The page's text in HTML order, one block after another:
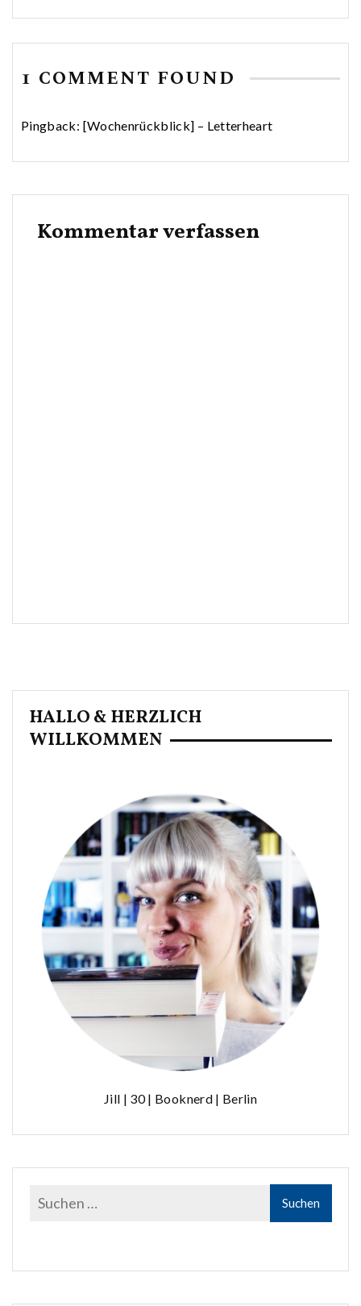
1 COMMENT FOUND
Pingback: [Wochenrückblick] – Letterheart
Kommentar verfassen
HALLO & HERZLICH
WILLKOMMEN
Jill | 30 | Booknerd | Berlin